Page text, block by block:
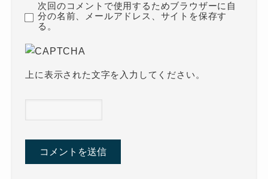
次回のコメントで使用するためブラウザーに自
分の名前、メールアドレス、サイトを保存す
る。
上に表示された文字を入力してください。